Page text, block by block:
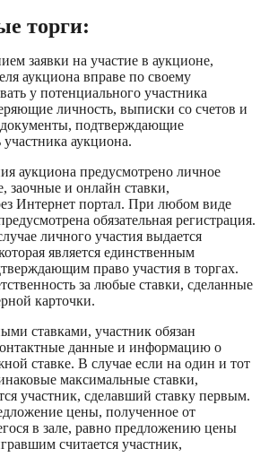
торги:
заявки на участие в аукционе,
аукциона вправе по своему
у потенциального участника
личность, выписки со счетов и
подтверждающие
аукциона.
аукциона предусмотрено личное
заочные и онлайн ставки,
Интернет портал. При любом виде
обязательная регистрация.
личного участия выдается
является единственным
право участия в торгах.
за любые ставки, сделанные
карточки.
ставками, участник обязан
данные и информацию о
ставке. В случае если на один и тот
максимальные ставки,
участник, сделавший ставку первым.
цены, полученное от
в зале, равно предложению цены
считается участник,